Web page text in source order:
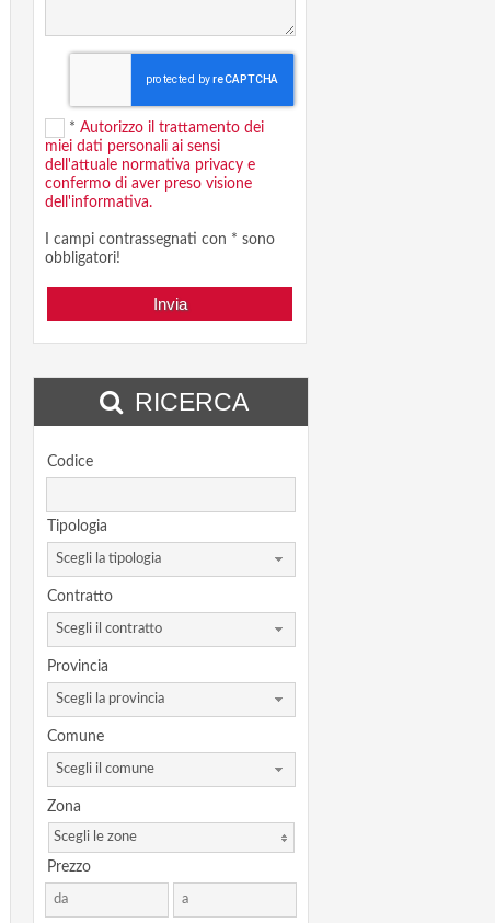
* Autorizzo il trattamento dei
miei dati personali ai sensi
dell'attuale normativa privacy e
confermo di aver preso visione
dell'informativa.
I campi contrassegnati con * sono
obbligatori!
RICERCA
Codice
Tipologia
Scegli la tipologia
Contratto
Scegli il contratto
Provincia
Scegli la provincia
Comune
Scegli il comune
Zona
Scegli le zone
Prezzo